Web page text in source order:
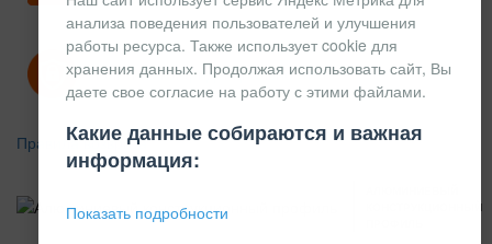
Политика конфиденциальности
Правила возврата
КОНСТРУКЦИОННЫЙ
анализа поведения пользователей и улучшения
работы ресурса. Также использует cookie для
хранения данных. Продолжая использовать сайт, Вы
даете свое согласие на работу с этими файлами.
Какие данные собираются и важная
информация:
Показать подробности